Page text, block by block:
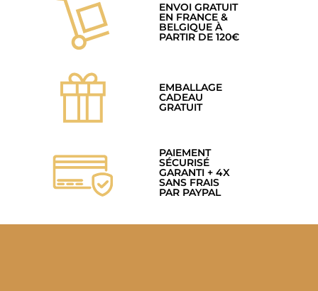
ENVOI GRATUIT
EN FRANCE &
BELGIQUE À
PARTIR DE 120€
EMBALLAGE
CADEAU
GRATUIT
PAIEMENT
SÉCURISÉ
GARANTI + 4X
SANS FRAIS
PAR PAYPAL